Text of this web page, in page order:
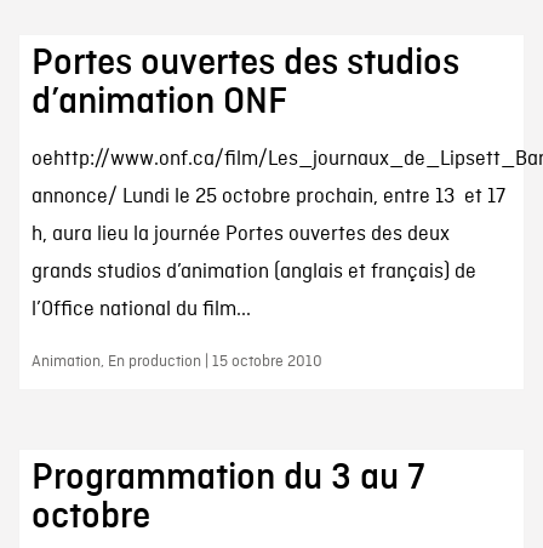
Portes ouvertes des studios
d’animation ONF
oehttp://www.onf.ca/film/
annonce/ Lundi le 25 octobre prochain, entre 13 et 17
h, aura lieu la journée Portes ouvertes des deux
grands studios d’animation (anglais et français) de
l’Office national du film...
Animation, En production | 15 octobre 2010
Programmation du 3 au 7
octobre